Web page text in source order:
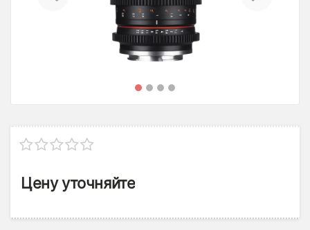
Цену уточняйте